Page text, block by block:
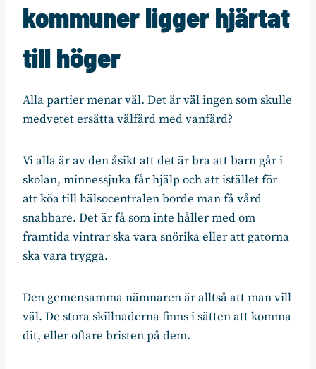
kommuner ligger hjärtat
till höger
Alla partier menar väl. Det är väl ingen som skulle
medvetet ersätta välfärd med vanfärd?
Vi alla är av den åsikt att det är bra att barn går i
skolan, minnessjuka får hjälp och att istället för
att köa till hälsocentralen borde man få vård
snabbare. Det är få som inte håller med om
framtida vintrar ska vara snörika eller att gatorna
ska vara trygga.
Den gemensamma nämnaren är alltså att man vill
väl. De stora skillnaderna finns i sätten att komma
dit, eller oftare bristen på dem.